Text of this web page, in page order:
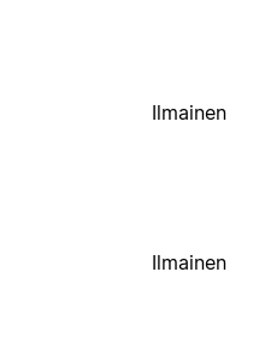
Ilmainen
Ilmainen